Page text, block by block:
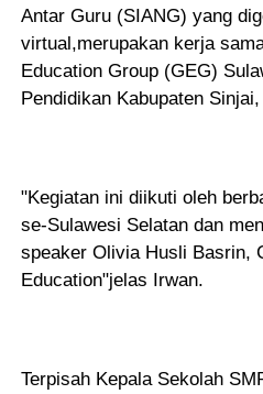
Antar Guru (SIANG) yang
virtual,merupakan kerja
Education Group (GEG)
Pendidikan Kabupaten
"Kegiatan ini diikuti oleh
se-Sulawesi Selatan dan
speaker Olivia Husli Basrin,
Education"jelas Irwan.
Terpisah Kepala Sekolah